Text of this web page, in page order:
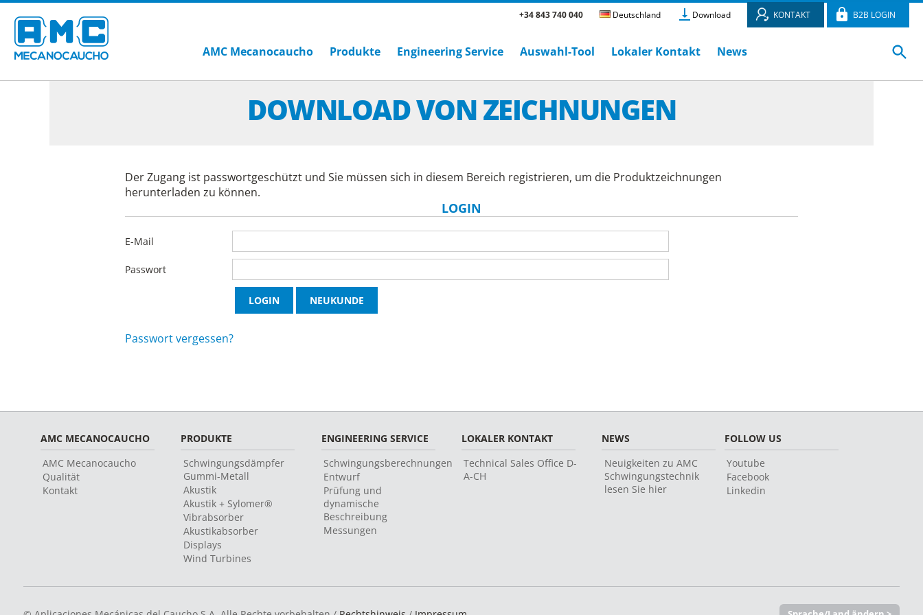
+34 843 740 040 Deutschland Download KONTAKT B2B LOGIN
AMC Mecanocaucho Produkte Engineering Service Auswahl-Tool Lokaler Kontakt News
DOWNLOAD VON ZEICHNUNGEN
Der Zugang ist passwortgeschützt und Sie müssen sich in diesem Bereich registrieren, um die Produktzeichnungen
herunterladen zu können.
LOGIN
E-Mail
Passwort
Passwort vergessen?
AMC MECANOCAUCHO
AMC Mecanocaucho
Qualität
Kontakt
PRODUKTE
Schwingungsdämpfer
Gummi-Metall
Akustik
Akustik + Sylomer®
Vibrabsorber
Akustikabsorber
Displays
Wind Turbines
ENGINEERING SERVICE
Schwingungsberechnungen
Entwurf
Prüfung und
dynamische
Beschreibung
Messungen
LOKALER KONTAKT
Technical Sales Office D-
A-CH
NEWS
Neuigkeiten zu AMC
Schwingungstechnik
lesen Sie hier
FOLLOW US
Youtube
Facebook
Linkedin